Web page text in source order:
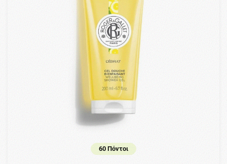
60 Πόντοι